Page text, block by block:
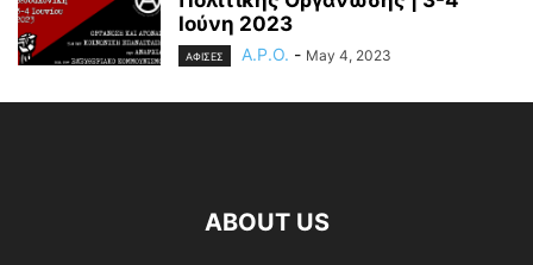
Ιούνη 2023
ΑΦΙΣΕΣ A.P.O. - May 4, 2023
ABOUT US